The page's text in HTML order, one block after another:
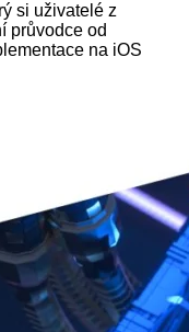
si uživatelé z
průvodce od
na iOS